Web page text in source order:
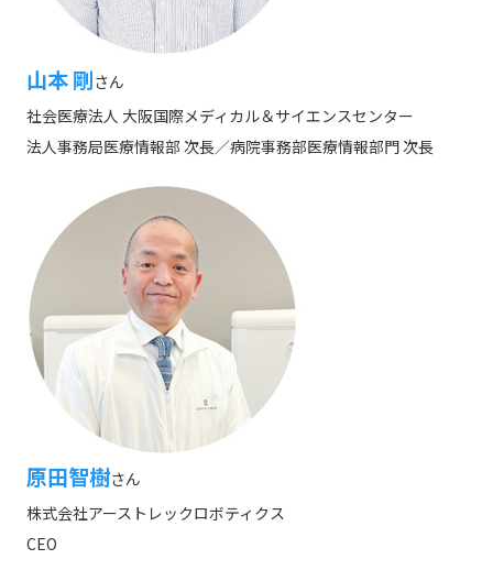
山本 剛さん
社会医療法人 大阪国際メディカル＆サイエンスセンター
法人事務局医療情報部 次長／病院事務部医療情報部門 次長
原田智樹さん
株式会社アーストレックロボティクス
CEO